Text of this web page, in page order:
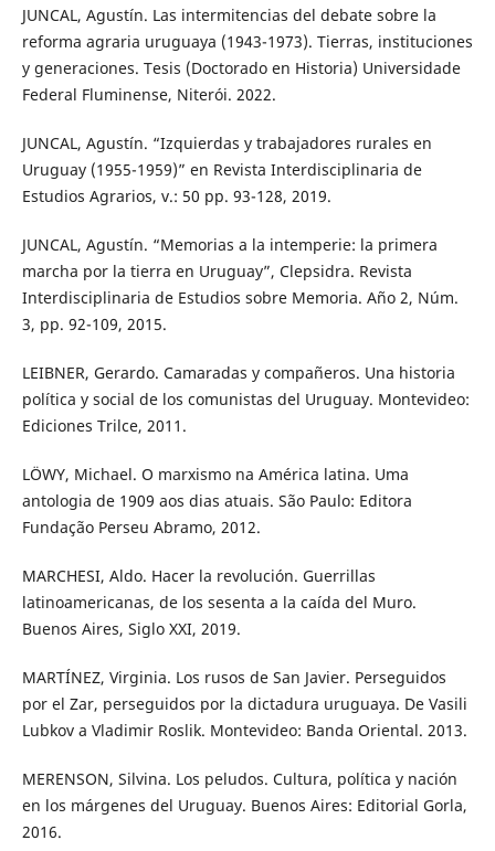
JUNCAL, Agustín. Las intermitencias del debate sobre la
reforma agraria uruguaya (1943-1973). Tierras, instituciones
y generaciones. Tesis (Doctorado en Historia) Universidade
Federal Fluminense, Niterói. 2022.
JUNCAL, Agustín. “Izquierdas y trabajadores rurales en
Uruguay (1955-1959)” en Revista Interdisciplinaria de
Estudios Agrarios, v.: 50 pp. 93-128, 2019.
JUNCAL, Agustín. “Memorias a la intemperie: la primera
marcha por la tierra en Uruguay”, Clepsidra. Revista
Interdisciplinaria de Estudios sobre Memoria. Año 2, Núm.
3, pp. 92-109, 2015.
LEIBNER, Gerardo. Camaradas y compañeros. Una historia
política y social de los comunistas del Uruguay. Montevideo:
Ediciones Trilce, 2011.
LÖWY, Michael. O marxismo na América latina. Uma
antologia de 1909 aos dias atuais. São Paulo: Editora
Fundação Perseu Abramo, 2012.
MARCHESI, Aldo. Hacer la revolución. Guerrillas
latinoamericanas, de los sesenta a la caída del Muro.
Buenos Aires, Siglo XXI, 2019.
MARTÍNEZ, Virginia. Los rusos de San Javier. Perseguidos
por el Zar, perseguidos por la dictadura uruguaya. De Vasili
Lubkov a Vladimir Roslik. Montevideo: Banda Oriental. 2013.
MERENSON, Silvina. Los peludos. Cultura, política y nación
en los márgenes del Uruguay. Buenos Aires: Editorial Gorla,
2016.